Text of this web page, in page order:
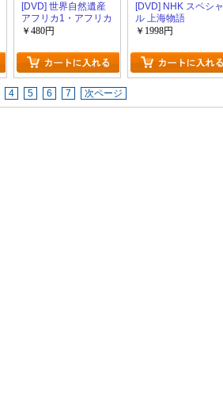
[DVD] 世界自然遺産
アフリカ1・アフリカ
2編
￥480円
[DVD] NHK スペシャ
ル 上海物語
￥1998円
4 5 6 7 次ページ